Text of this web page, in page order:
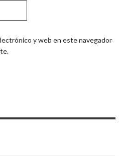
y web en este navegador